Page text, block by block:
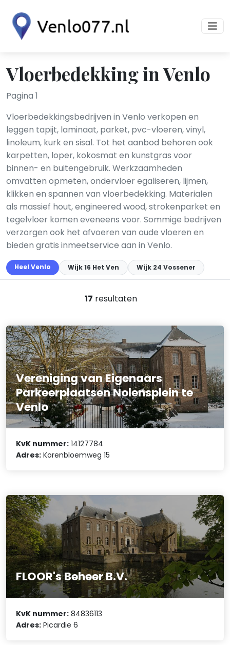
Vloerbedekking in Venlo
Pagina 1
Vloerbedekkingsbedrijven in Venlo verkopen en
leggen tapijt, laminaat, parket, pvc-vloeren, vinyl,
linoleum, kurk en sisal. Tot het aanbod behoren ook
karpetten, loper, kokosmat en kunstgras voor
binnen- en buitengebruik. Werkzaamheden
omvatten opmeten, ondervloer egaliseren, lijmen,
klikken en spannen van vloerbedekking. Materialen
als massief hout, engineered wood, strokenparket en
tegelvloer komen eveneens voor. Sommige bedrijven
verzorgen ook het afvoeren van oude vloeren en
bieden gratis inmeetservice aan in Venlo.
Heel Venlo Wijk 16 Het Ven Wijk 24 Vossener
17 resultaten
Vereniging van Eigenaars
Parkeerplaatsen Nolensplein te
Venlo
KvK nummer: 14127784
Adres: Korenbloemweg 15
FLOOR's Beheer B.V.
KvK nummer: 84836113
Adres: Picardie 6